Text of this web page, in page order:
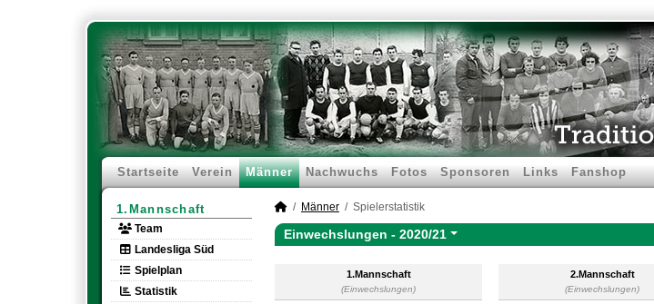
Startseite Verein Männer Nachwuchs Fotos Sponsoren Links Fanshop
1.Mannschaft
Team
Landesliga Süd
Spielplan
Statistik
Männer Spielerstatistik
Einwechslungen - 2020/21
1.Mannschaft
(Einwechslungen)
2.Mannschaft
(Einwechslungen)